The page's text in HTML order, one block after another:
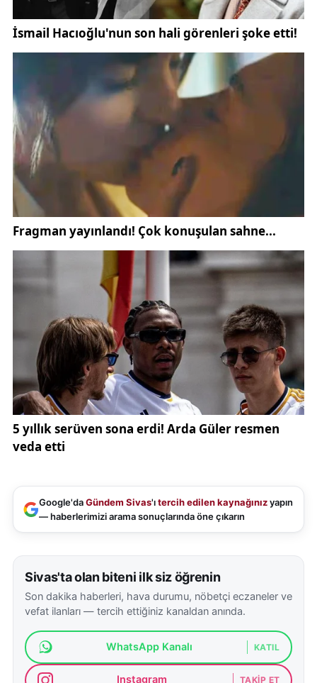
mücadele için önemli adımlar atıldığı vurgulanmıştı.
Google'daGündem Sivas'ıtercih edilen kaynağınızyapın
— haberlerimizi arama sonuçlarında öne çıkarın
Sivas'ta olan biteni ilk siz öğrenin
Son dakika haberleri, hava durumu, nöbetçi eczaneler ve
vefat ilanları — tercih ettiğiniz kanaldan anında.
WhatsApp Kanalı KATIL
Instagram TAKIP ET